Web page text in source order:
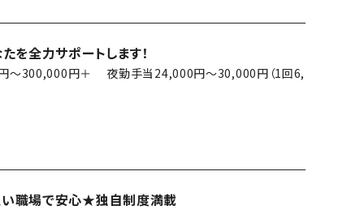
を全力サポートします！
～300,000円＋ 夜勤手当24,000円～30,000円（1回6,
い職場で安心★独自制度満載